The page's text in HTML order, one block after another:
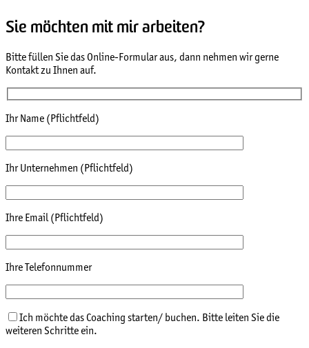
Sie möchten mit mir arbeiten?
Bitte füllen Sie das Online-Formular aus, dann nehmen wir gerne
Kontakt zu Ihnen auf.
Ihr Name (Pflichtfeld)
Ihr Unternehmen (Pflichtfeld)
Ihre Email (Pflichtfeld)
Ihre Telefonnummer
Ich möchte das Coaching starten/ buchen. Bitte leiten Sie die
weiteren Schritte ein.